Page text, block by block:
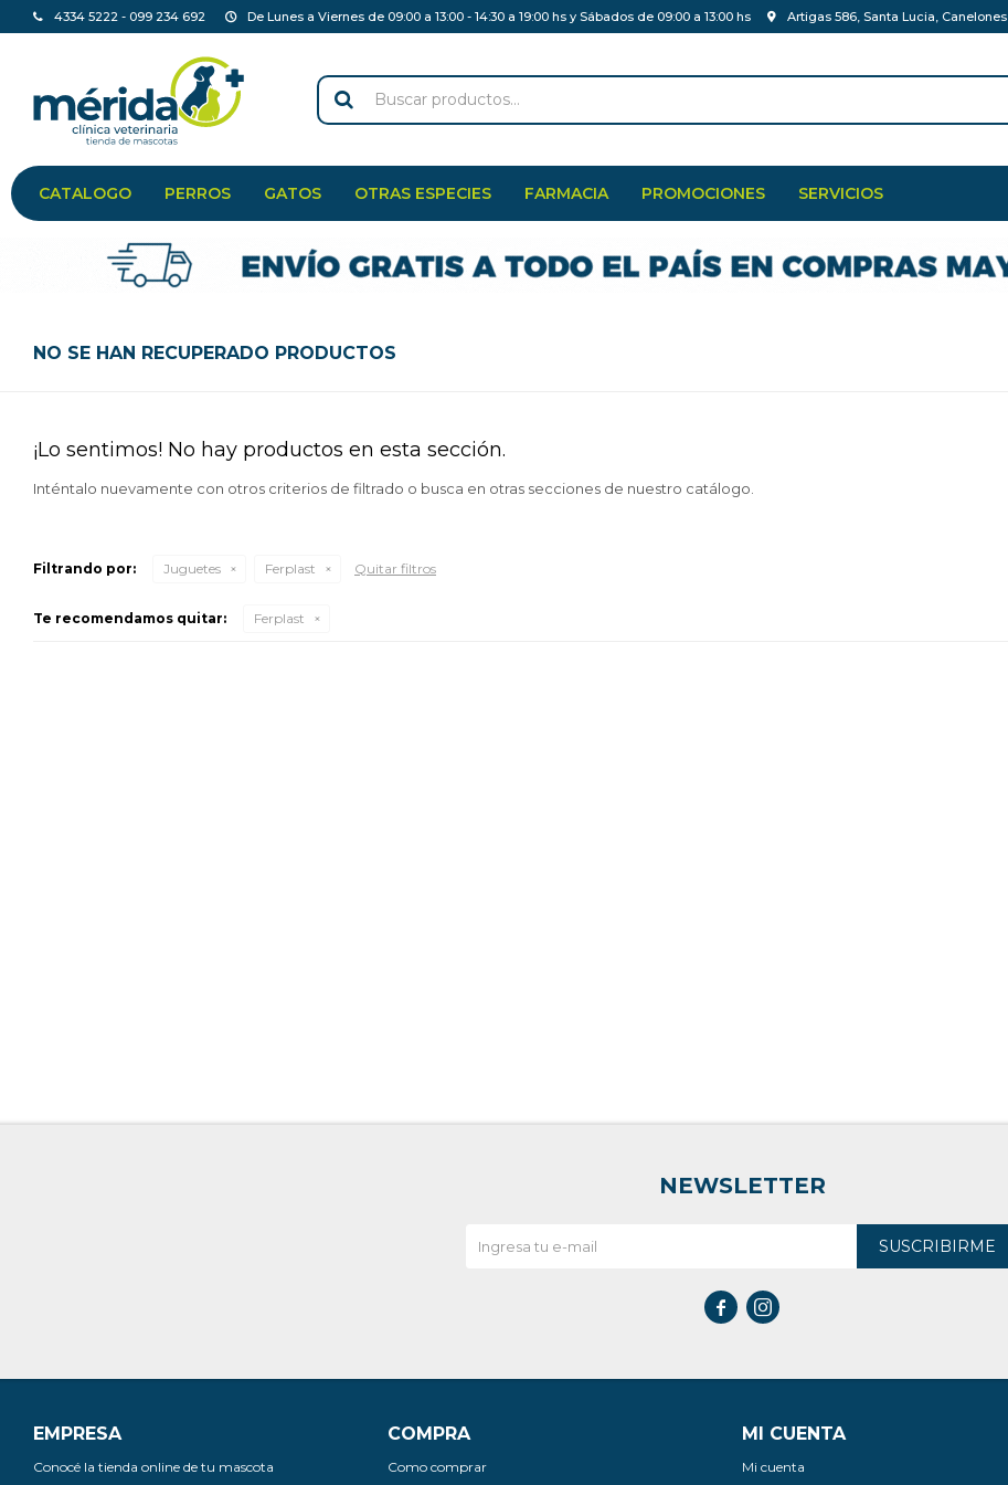
CATALOGO PERROS GATOS OTRAS ESPECIES FARMACIA PROMOCIONES SERVICIOS
4334 5222 - 099 234 692 De Lunes a Viernes de 09:00 a 13:00 - 14:30 a 19:00 hs y Sábados de 09:00 a 13:00 hs Artigas 586, Santa Lucia, Canelones
NO SE HAN RECUPERADO PRODUCTOS
¡Lo sentimos! No hay productos en esta sección.
Inténtalo nuevamente con otros criterios de filtrado o busca en otras secciones de nuestro catálogo.
Filtrando por: Juguetes Ferplast Quitar filtros
Te recomendamos quitar: Ferplast
EMPRESA
Conocé la tienda online de tu mascota
COMPRA
Como comprar
MI CUENTA
Mi cuenta
NEWSLETTER
SUSCRIBIRME
 